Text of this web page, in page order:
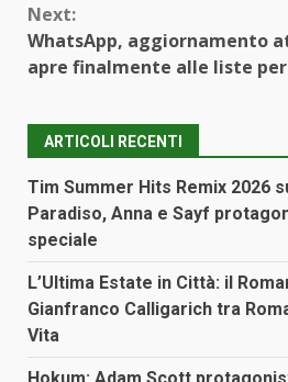
Next:
WhatsApp, aggiornamento
apre finalmente alle liste
ARTICOLI RECENTI
Tim Summer Hits Remix 2026
Paradiso, Anna e Sayf
speciale
L’Ultima Estate in Città: il
Gianfranco Calligarich tra
Vita